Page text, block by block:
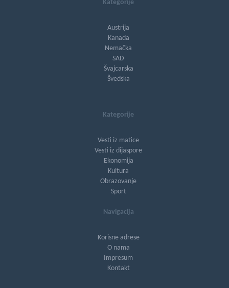
Kategorije
Austrija
Kanada
Nemačka
SAD
Švajcarska
Švedska
Kategorije
Vesti iz matice
Vesti iz dijaspore
Ekonomija
Kultura
Obrazovanje
Sport
Navigacija
Korisne adrese
O nama
Impresum
Kontakt